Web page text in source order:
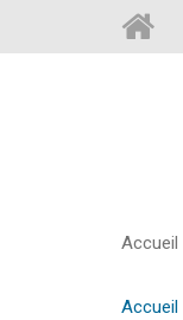
Accueil
Accueil